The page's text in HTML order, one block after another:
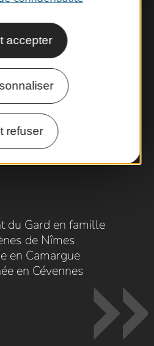
accepter
refuser
du Gard en famille
de Nîmes
en Camargue
en Cévennes